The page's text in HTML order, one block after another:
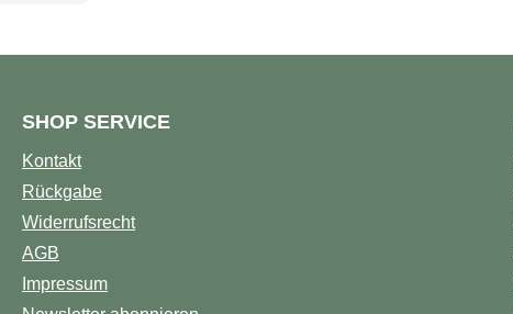
und
Dank
bringt
SHOP SERVICE
Kontakt
Rückgabe
Widerrufsrecht
AGB
Impressum